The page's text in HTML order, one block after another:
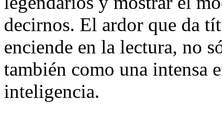
decirnos. El ardor que da
enciende en la lectura, no
también como una intensa
inteligencia.